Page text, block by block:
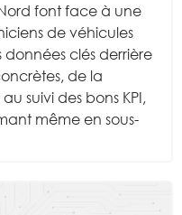
font face à une
de véhicules
données clés derrière
de la
suivi des bons KPI,
même en sous-